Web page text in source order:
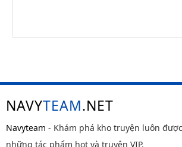
Chap 433
Chap 430
NAVYTEAM.NET
Navyteam - Khám phá kho truyện luôn
những tác phẩm hot và truyện VIP.